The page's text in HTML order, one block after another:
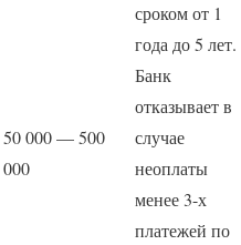
50 000 — 500
000
сроком от 1
года до 5 лет.
Банк
отказывает в
случае
неоплаты
менее 3-х
платежей по